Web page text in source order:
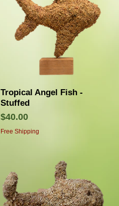
クイックビュー
Tropical Angel Fish -
Stuffed
価格
$40.00
Free Shipping